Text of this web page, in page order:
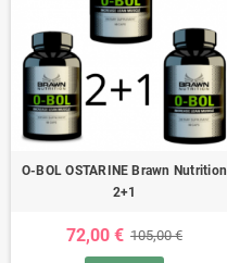
O-BOL OSTARINE Brawn Nutrition
2+1
72,00 € 105,00 €